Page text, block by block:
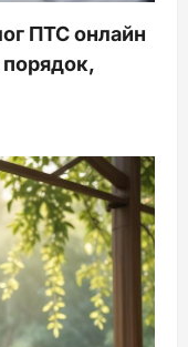
ПТС онлайн
порядок,